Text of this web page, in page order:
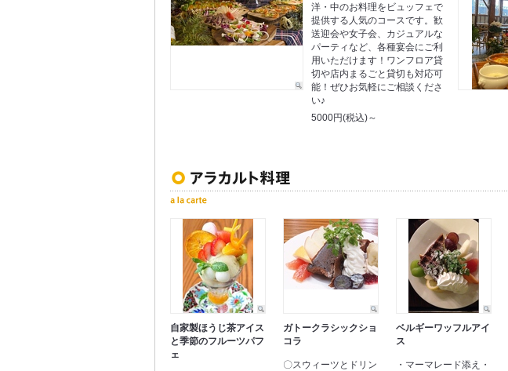
洋・中のお料理をビュッフェで
提供する人気のコースです。歓
送迎会や女子会、カジュアルな
パーティなど、各種宴会にご利
用いただけます！ワンフロア貸
切や店内まるごと貸切も対応可
能！ぜひお気軽にご相談くださ
い♪
5000円(税込)～
自家製ほうじ茶アイス
と季節のフルーツパフ
ェ
ガトークラシックショ
コラ
〇スウィーツとドリン
ベルギーワッフルアイ
ス
・マーマレード添え・